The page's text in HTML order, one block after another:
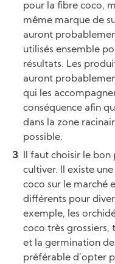
pour la fibre coco,
même marque de
auront
utilisés ensemble
résultats. Les
auront
qui les
conséquence afin
dans la zone
possible.
Il faut choisir le
cultiver. Il existe
coco sur le marché
différents pour
exemple, les
coco très grossiers,
et la germination
préférable d’opter